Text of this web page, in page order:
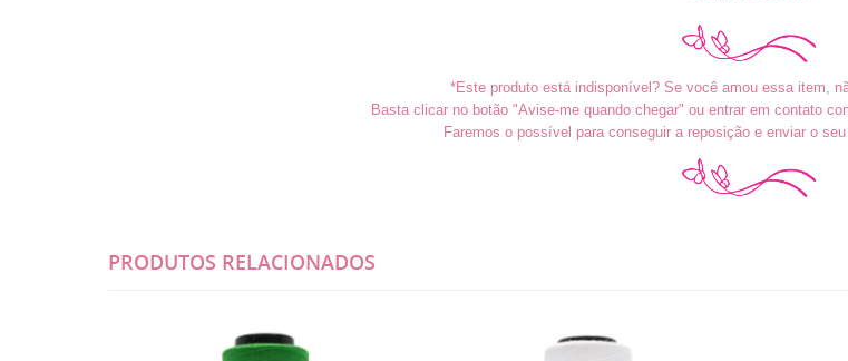
*Este produto está indisponível? Se você amou essa item,
Basta clicar no botão "Avise-me quando chegar" ou entrar em contato
Faremos o possível para conseguir a reposição e enviar o
PRODUTOS RELACIONADOS